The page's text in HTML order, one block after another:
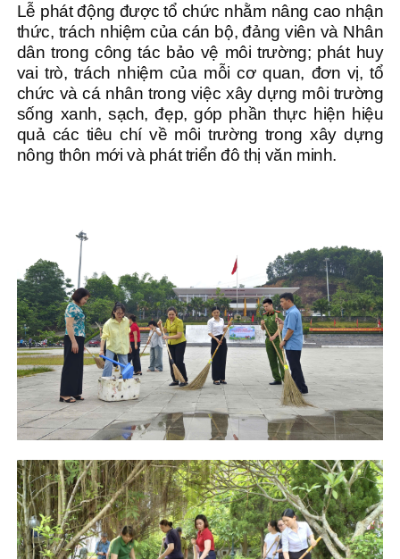
Lễ phát động được tổ chức nhằm nâng cao nhận
thức, trách nhiệm của cán bộ, đảng viên và Nhân
dân trong công tác bảo vệ môi trường; phát huy
vai trò, trách nhiệm của mỗi cơ quan, đơn vị, tổ
chức và cá nhân trong việc xây dựng môi trường
sống xanh, sạch, đẹp, góp phần thực hiện hiệu
quả các tiêu chí về môi trường trong xây dựng
nông thôn mới và phát triển đô thị văn minh.